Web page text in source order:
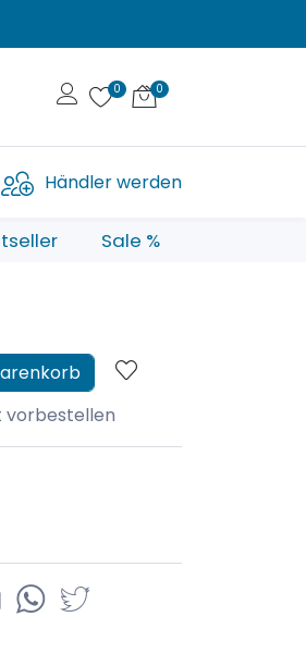
Händler werden
Sale %
vorbestellen